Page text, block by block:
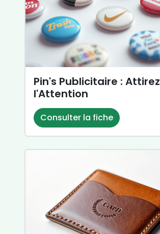
Pin's Publicitaire : Attirez
l'Attention
Consulter la fiche